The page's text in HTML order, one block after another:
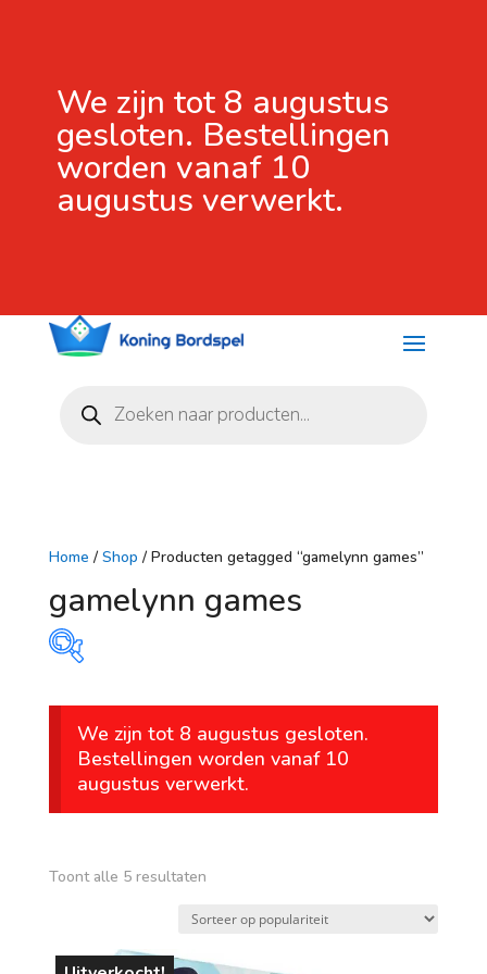
We zijn tot 8 augustus
gesloten. Bestellingen
worden vanaf 10
augustus verwerkt.
zoeken
Home / Shop / Producten getagged “gamelynn games”
gamelynn games
Prijs
€ 29
vanaf 4 jaar
We zijn tot 8 augustus gesloten.
Bestellingen worden vanaf 10
augustus verwerkt.
Toont alle 5 resultatenGesorteerd
populariteit